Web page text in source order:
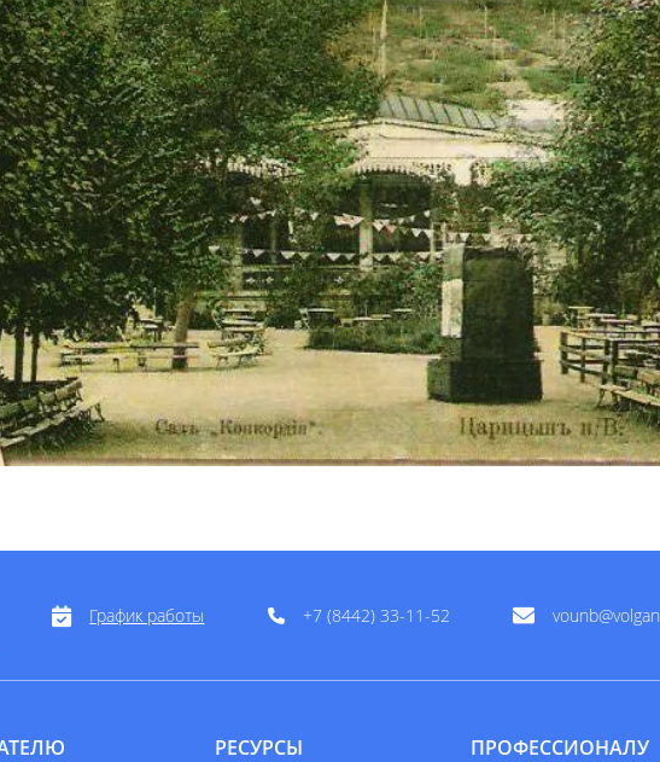
График работы +7 (8442) 33-11-52
РЕСУРСЫ ПРОФЕССИОНАЛУ